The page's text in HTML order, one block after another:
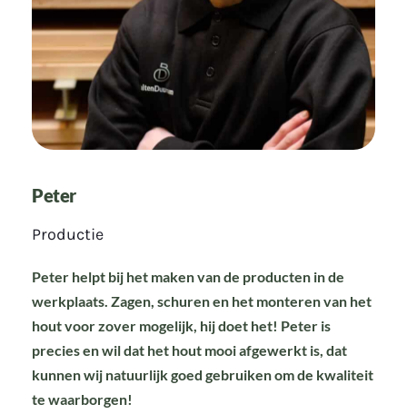
Peter
Productie
Peter helpt bij het maken van de producten in de
werkplaats. Zagen, schuren en het monteren van het
hout voor zover mogelijk, hij doet het! Peter is
precies en wil dat het hout mooi afgewerkt is, dat
kunnen wij natuurlijk goed gebruiken om de kwaliteit
te waarborgen!